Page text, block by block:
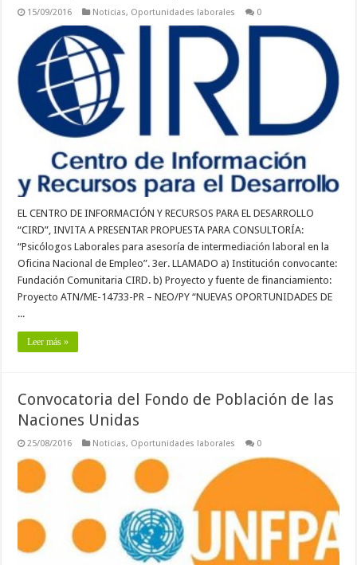
15/09/2016 Noticias, Oportunidades laborales 0
EL CENTRO DE INFORMACIÓN Y RECURSOS PARA EL DESARROLLO
“CIRD”, INVITA A PRESENTAR PROPUESTA PARA CONSULTORÍA:
“Psicólogos Laborales para asesoría de intermediación laboral en la
Oficina Nacional de Empleo”. 3er. LLAMADO a) Institución convocante:
Fundación Comunitaria CIRD. b) Proyecto y fuente de financiamiento:
Proyecto ATN/ME-14733-PR – NEO/PY “NUEVAS OPORTUNIDADES DE
...
Leer más »
Convocatoria del Fondo de Población de las
Naciones Unidas
25/08/2016 Noticias, Oportunidades laborales 0